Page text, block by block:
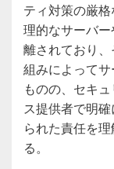
ティ対策の厳
理的なサーバ
離されており
組みによって
ものの、セキ
ス提供者で明
られた責任を
る。